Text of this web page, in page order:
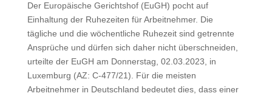
Der Europäische Gerichtshof (EuGH) pocht auf
Einhaltung der Ruhezeiten für Arbeitnehmer. Die
tägliche und die wöchentliche Ruhezeit sind getrennte
Ansprüche und dürfen sich daher nicht überschneiden,
urteilte der EuGH am Donnerstag, 02.03.2023, in
Luxemburg (AZ: C-477/21). Für die meisten
Arbeitnehmer in Deutschland bedeutet dies, dass einer